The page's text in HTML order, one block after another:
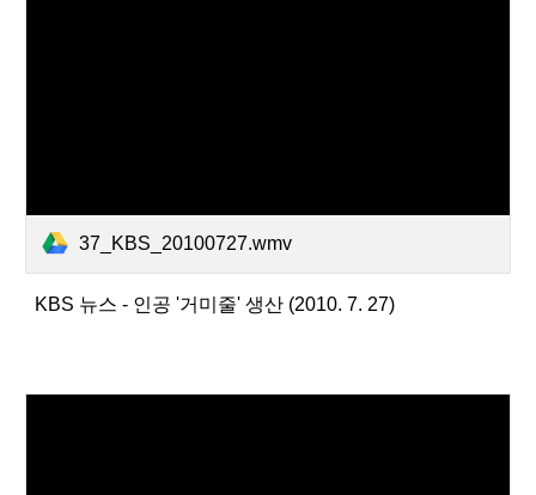
37_KBS_20100727.wmv
KBS 뉴스 - 인공 '거미줄' 생산 (2010. 7. 27)